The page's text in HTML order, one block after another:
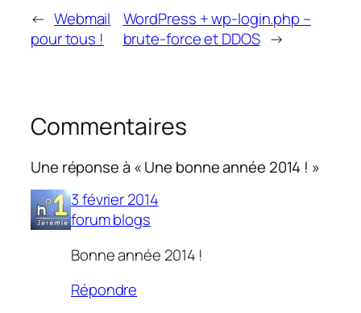
← Webmail
pour tous !
WordPress + wp-login.php –
brute-force et DDOS →
Commentaires
Une réponse à « Une bonne année 2014 ! »
3 février 2014
forum blogs
Bonne année 2014 !
Répondre